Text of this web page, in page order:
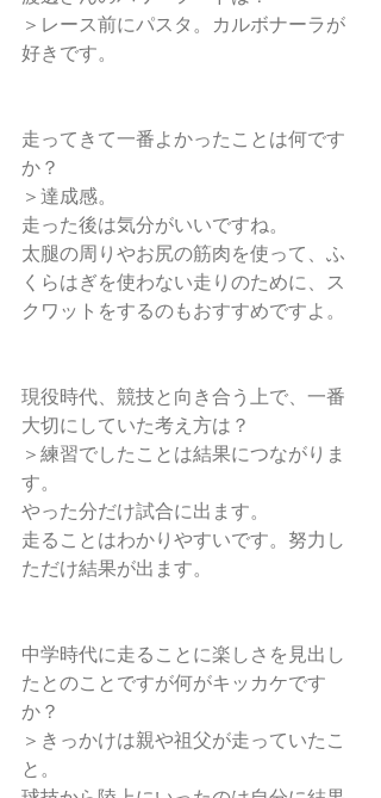
＞レース前にパスタ。カルボナーラが
好きです。
走ってきて一番よかったことは何です
か？
＞達成感。
走った後は気分がいいですね。
太腿の周りやお尻の筋肉を使って、ふ
くらはぎを使わない走りのために、ス
クワットをするのもおすすめですよ。
現役時代、競技と向き合う上で、一番
大切にしていた考え方は？
＞練習でしたことは結果につながりま
す。
やった分だけ試合に出ます。
走ることはわかりやすいです。努力し
ただけ結果が出ます。
中学時代に走ることに楽しさを見出し
たとのことですが何がキッカケです
か？
＞きっかけは親や祖父が走っていたこ
と。